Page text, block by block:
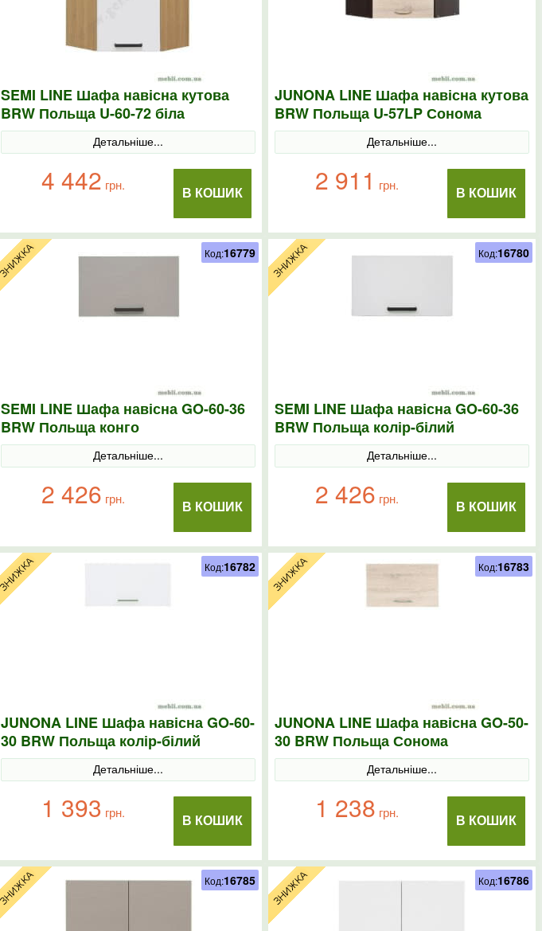
SEMI LINE Шафа навісна кутова
BRW Польща U-60-72 біла
Детальніше...
В КОШИК
4 442 грн.
JUNONA LINE Шафа навісна кутова
BRW Польща U-57LP Сонома
Детальніше...
В КОШИК
2 911 грн.
SEMI LINE Шафа навісна GO-60-36
BRW Польща конго
Детальніше...
В КОШИК
2 426 грн.
Код:16779
SEMI LINE Шафа навісна GO-60-36
BRW Польща колір-білий
Детальніше...
В КОШИК
2 426 грн.
Код:16780
JUNONA LINE Шафа навісна GO-60-
30 BRW Польща колір-білий
Детальніше...
В КОШИК
1 393 грн.
Код:16782
JUNONA LINE Шафа навісна GO-50-
30 BRW Польща Сонома
Детальніше...
В КОШИК
1 238 грн.
Код:16783
Код:16785 Код:16786